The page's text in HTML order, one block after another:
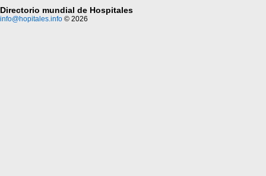
Directorio mundial de Hospitales
info@hopitales.info © 2026